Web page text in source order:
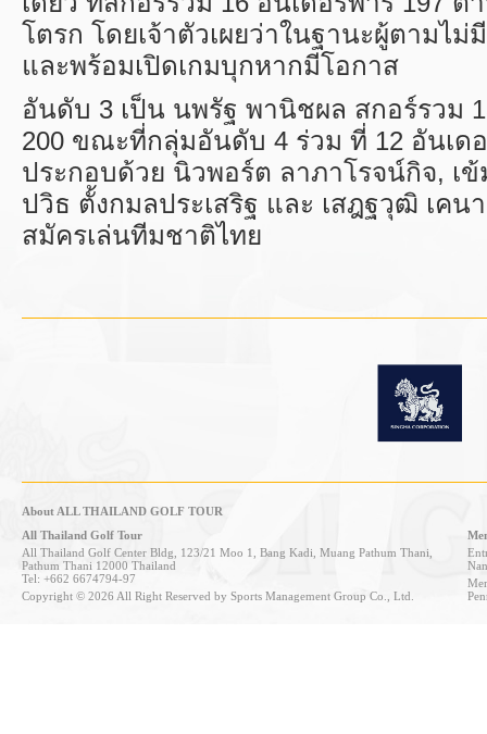
โตรก โดยเจ้าตัวเผยว่าในฐานะผู้ตามไม่
และพร้อมเปิดเกมบุกหากมีโอกาส
อันดับ 3 เป็น นพรัฐ พานิชผล สกอร์รวม
200 ขณะที่กลุ่มอันดับ 4 ร่วม ที่ 12 อันเด
ประกอบด้วย นิวพอร์ต ลาภาโรจน์กิจ, เ
ปวิธ ตั้งกมลประเสริฐ และ เสฎฐวุฒิ เค
สมัครเล่นทีมชาติไทย
About ALL THAILAND GOLF TOUR
All Thailand Golf Tour
All Thailand Golf Center Bldg, 123/21 Moo 1, Bang Kadi, Muang Pathum Thani,
Pathum Thani 12000 Thailand
Tel: +662 6674794-97
Copyright © 2026 All Right Reserved by Sports Management Group Co., Ltd.